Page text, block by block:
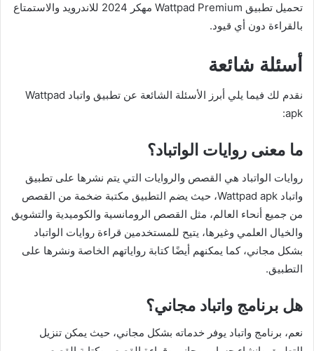
تحميل تطبيق Wattpad Premium مهكر 2024 للاندرويد والاستمتاع
بالقراءة دون أي قيود.
أسئلة شائعة
نقدم لك فيما يلي أبرز الأسئلة الشائعة عن تطبيق واتباد Wattpad
apk:
ما معنى روايات الواتباد؟
روايات الواتباد هي القصص والروايات التي يتم نشرها على تطبيق
واتباد Wattpad apk، حيث يضم التطبيق مكتبة ضخمة من القصص
من جميع أنحاء العالم، مثل القصص الرومانسية والكوميدية والتشويق
والخيال العلمي وغيرها، يتيح للمستخدمين قراءة روايات الواتباد
بشكل مجاني، كما يمكنهم أيضًا كتابة رواياتهم الخاصة ونشرها على
التطبيق.
هل برنامج واتباد مجاني؟
نعم، برنامج واتباد يوفر خدماته بشكل مجاني، حيث يمكن تنزيل